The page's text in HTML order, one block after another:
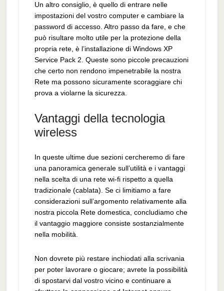
Un altro consiglio, è quello di entrare nelle
impostazioni del vostro computer e cambiare la
password di accesso. Altro passo da fare, e che
può risultare molto utile per la protezione della
propria rete, è l’installazione di Windows XP
Service Pack 2. Queste sono piccole precauzioni
che certo non rendono impenetrabile la nostra
Rete ma possono sicuramente scoraggiare chi
prova a violarne la sicurezza.
Vantaggi della tecnologia
wireless
In queste ultime due sezioni cercheremo di fare
una panoramica generale sull’utilità e i vantaggi
nella scelta di una rete wi-fi rispetto a quella
tradizionale (cablata). Se ci limitiamo a fare
considerazioni sull’argomento relativamente alla
nostra piccola Rete domestica, concludiamo che
il vantaggio maggiore consiste sostanzialmente
nella mobilità.
Non dovrete più restare inchiodati alla scrivania
per poter lavorare o giocare; avrete la possibilità
di spostarvi dal vostro vicino e continuare a